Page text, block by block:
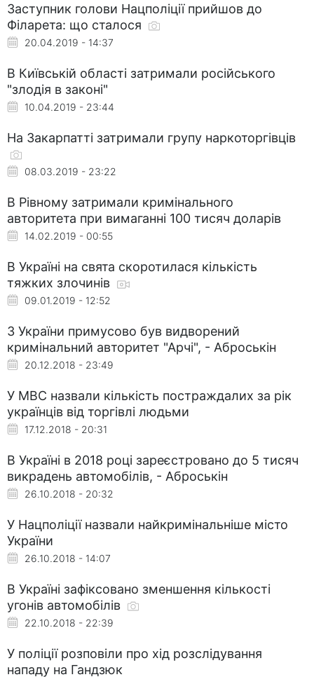
Заступник голови Нацполіції прийшов до
Філарета: що сталося
20.04.2019 - 14:37
В Київській області затримали російського
"злодія в законі"
10.04.2019 - 23:44
На Закарпатті затримали групу наркоторгівців
08.03.2019 - 23:22
В Рівному затримали кримінального
авторитета при вимаганні 100 тисяч доларів
14.02.2019 - 00:55
В Україні на свята скоротилася кількість
тяжких злочинів
09.01.2019 - 12:52
З України примусово був видворений
кримінальний авторитет "Арчі", - Аброськін
20.12.2018 - 23:49
У МВС назвали кількість постраждалих за рік
українців від торгівлі людьми
17.12.2018 - 20:31
В Україні в 2018 році зареєстровано до 5 тисяч
викрадень автомобілів, - Аброськін
26.10.2018 - 20:32
У Нацполіції назвали найкримінальніше місто
України
26.10.2018 - 14:07
В Україні зафіксовано зменшення кількості
угонів автомобілів
22.10.2018 - 22:39
У поліції розповіли про хід розслідування
нападу на Гандзюк